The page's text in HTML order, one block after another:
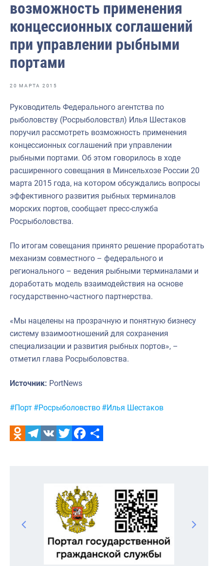
Отраслевые СМИ
Выставки и конференции
Научно-практическая литература
Рыбоохрана России
Большая африканская экспедиция
Укрепление духовно-нравственных ценностей
События в России и мире
возможность применения
концессионных соглашений
при управлении рыбными
портами
20 МАРТА 2015
Руководитель Федерального агентства по
рыболовству (Росрыболовствл) Илья Шестаков
поручил рассмотреть возможность применения
концессионных соглашений при управлении
рыбными портами. Об этом говорилось в ходе
расширенного совещания в Минсельхозе России 20
марта 2015 года, на котором обсуждались вопросы
эффективного развития рыбных терминалов
морских портов, сообщает пресс-служба
Росрыболовства.
По итогам совещания принято решение проработать
механизм совместного – федерального и
регионального – ведения рыбными терминалами и
доработать модель взаимодействия на основе
государственно-частного партнерства.
«Мы нацелены на прозрачную и понятную бизнесу
систему взаимоотношений для сохранения
специализации и развития рыбных портов», –
отметил глава Росрыболовства.
Источник: PortNews
Метки:
#Порт #Росрыболовство #Илья Шестаков